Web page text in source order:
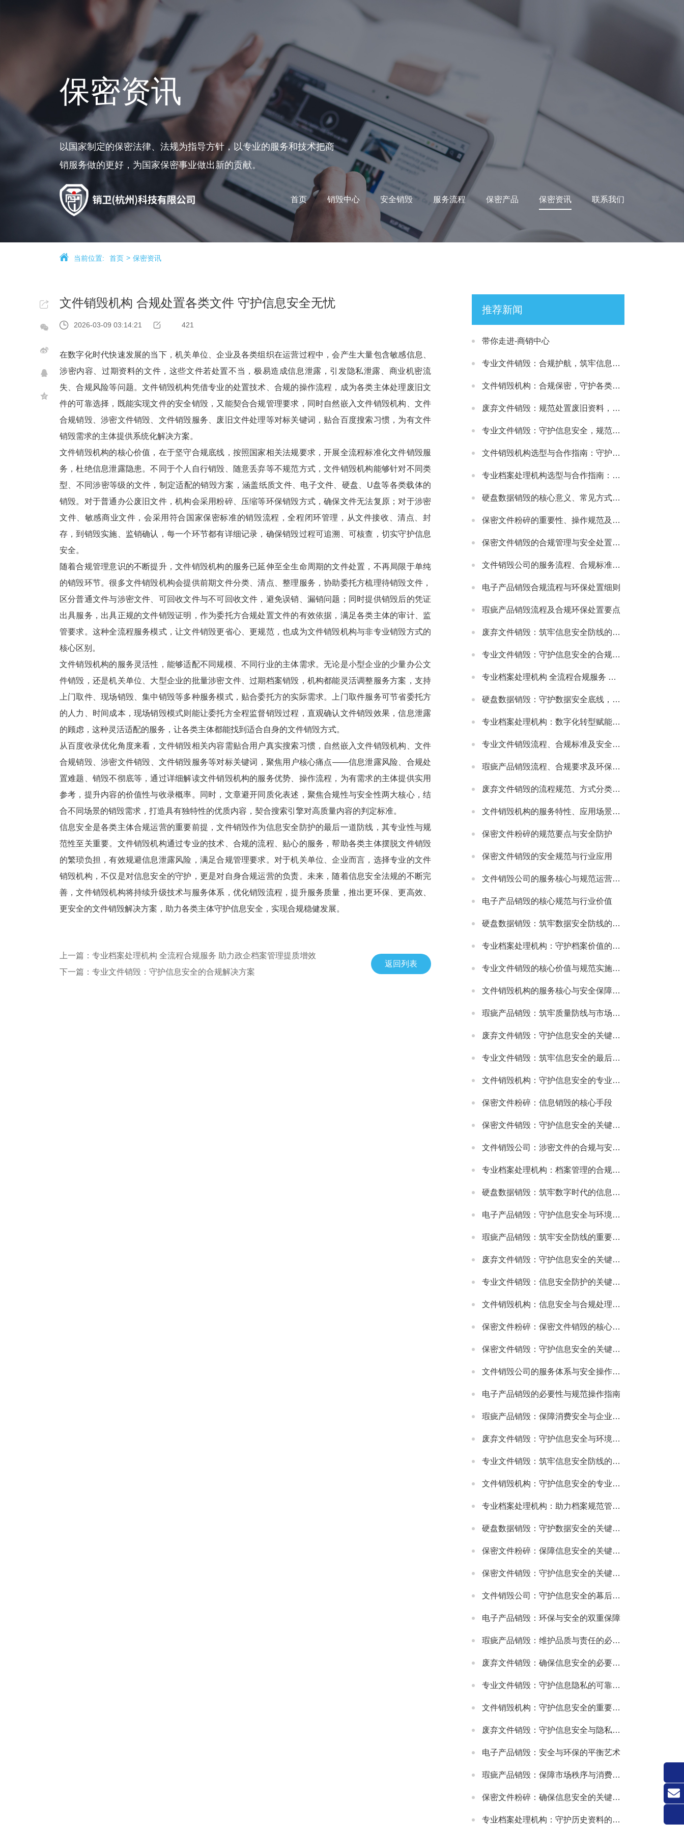
首页 销毁中心 安全销毁 服务流程 保密产品 保密资讯 联系我们
保密资讯
以国家制定的保密法律、法规为指导方针，以专业的服务和技术把商
销服务做的更好，为国家保密事业做出新的贡献。
当前位置: 首页 保密资讯
文件销毁机构 合规处置各类文件 守护信息安全无忧
2026-03-09 03:14:21 421
在数字化时代快速发展的当下，机关单位、企业及各类组织在运营过程中，会产生大量包含敏感信息、
涉密内容、过期资料的文件，这些文件若处置不当，极易造成信息泄露，引发隐私泄露、商业机密流
失、合规风险等问题。文件销毁机构凭借专业的处置技术、合规的操作流程，成为各类主体处理废旧文
件的可靠选择，既能实现文件的安全销毁，又能契合合规管理要求，同时自然嵌入文件销毁机构、文件
合规销毁、涉密文件销毁、文件销毁服务、废旧文件处理等对标关键词，贴合百度搜索习惯，为有文件
销毁需求的主体提供系统化解决方案。
文件销毁机构的核心价值，在于坚守合规底线，按照国家相关法规要求，开展全流程标准化文件销毁服
务，杜绝信息泄露隐患。不同于个人自行销毁、随意丢弃等不规范方式，文件销毁机构能够针对不同类
型、不同涉密等级的文件，制定适配的销毁方案，涵盖纸质文件、电子文件、硬盘、U盘等各类载体的
销毁。对于普通办公废旧文件，机构会采用粉碎、压缩等环保销毁方式，确保文件无法复原；对于涉密
文件、敏感商业文件，会采用符合国家保密标准的销毁流程，全程闭环管理，从文件接收、清点、封
存，到销毁实施、监销确认，每一个环节都有详细记录，确保销毁过程可追溯、可核查，切实守护信息
安全。
随着合规管理意识的不断提升，文件销毁机构的服务已延伸至全生命周期的文件处置，不再局限于单纯
的销毁环节。很多文件销毁机构会提供前期文件分类、清点、整理服务，协助委托方梳理待销毁文件，
区分普通文件与涉密文件、可回收文件与不可回收文件，避免误销、漏销问题；同时提供销毁后的凭证
出具服务，出具正规的文件销毁证明，作为委托方合规处置文件的有效依据，满足各类主体的审计、监
管要求。这种全流程服务模式，让文件销毁更省心、更规范，也成为文件销毁机构与非专业销毁方式的
核心区别。
文件销毁机构的服务灵活性，能够适配不同规模、不同行业的主体需求。无论是小型企业的少量办公文
件销毁，还是机关单位、大型企业的批量涉密文件、过期档案销毁，机构都能灵活调整服务方案，支持
上门取件、现场销毁、集中销毁等多种服务模式，贴合委托方的实际需求。上门取件服务可节省委托方
的人力、时间成本，现场销毁模式则能让委托方全程监督销毁过程，直观确认文件销毁效果，信息泄露
的顾虑，这种灵活适配的服务，让各类主体都能找到适合自身的文件销毁方式。
从百度收录优化角度来看，文件销毁相关内容需贴合用户真实搜索习惯，自然嵌入文件销毁机构、文件
合规销毁、涉密文件销毁、文件销毁服务等对标关键词，聚焦用户核心痛点——信息泄露风险、合规处
置难题、销毁不彻底等，通过详细解读文件销毁机构的服务优势、操作流程，为有需求的主体提供实用
参考，提升内容的价值性与收录概率。同时，文章避开同质化表述，聚焦合规性与安全性两大核心，结
合不同场景的销毁需求，打造具有独特性的优质内容，契合搜索引擎对高质量内容的判定标准。
信息安全是各类主体合规运营的重要前提，文件销毁作为信息安全防护的最后一道防线，其专业性与规
范性至关重要。文件销毁机构通过专业的技术、合规的流程、贴心的服务，帮助各类主体摆脱文件销毁
的繁琐负担，有效规避信息泄露风险，满足合规管理要求。对于机关单位、企业而言，选择专业的文件
销毁机构，不仅是对信息安全的守护，更是对自身合规运营的负责。未来，随着信息安全法规的不断完
善，文件销毁机构将持续升级技术与服务体系，优化销毁流程，提升服务质量，推出更环保、更高效、
更安全的文件销毁解决方案，助力各类主体守护信息安全，实现合规稳健发展。
上一篇：专业档案处理机构 全流程合规服务 助力政企档案管理提质增效
下一篇：专业文件销毁：守护信息安全的合规解决方案
返回列表
推荐新闻
带你走进-商销中心
专业文件销毁：合规护航，筑牢信息安全处置防线
文件销毁机构：合规保密，守护各类文件安全处置需求
废弃文件销毁：规范处置废旧资料，筑牢信息安全防线
专业文件销毁：守护信息安全，规范处理各类涉密载体
文件销毁机构选型与合作指南：守护文件安全与合规处置的可靠选择
专业档案处理机构选型与合作指南：守护档案安全与合规的可靠伙伴
硬盘数据销毁的核心意义、常见方式及安全注意事项
保密文件粉碎的重要性、操作规范及适配场景详解
保密文件销毁的合规管理与安全处置全流程解析
文件销毁公司的服务流程、合规标准及合作适配指南
电子产品销毁合规流程与环保处置细则
瑕疵产品销毁流程及合规环保处置要点
废弃文件销毁：筑牢信息安全防线的必要举措
专业文件销毁：守护信息安全的合规解决方案
专业档案处理机构 全流程合规服务 助力政企档案管理提质增效
硬盘数据销毁：守护数据安全底线，主流服务公司实力解析
专业档案处理机构：数字化转型赋能，主流机构实力与行业发展解析
专业文件销毁流程、合规标准及安全防护指南
瑕疵产品销毁流程、合规要求及环保处理指南
废弃文件销毁的流程规范、方式分类及安全注意事项
文件销毁机构的服务特性、应用场景及选型要点解析
保密文件粉碎的规范要点与安全防护
保密文件销毁的安全规范与行业应用
文件销毁公司的服务核心与规范运营要点
电子产品销毁的核心规范与行业价值
硬盘数据销毁：筑牢数据安全防线的关键举措
专业档案处理机构：守护档案价值的规范化服务载体
专业文件销毁的核心价值与规范实施指南
文件销毁机构的服务核心与安全保障体系
瑕疵产品销毁：筑牢质量防线与市场规范的重要举措
废弃文件销毁：守护信息安全的关键环节
专业文件销毁：筑牢信息安全的最后防线
文件销毁机构：守护信息安全的专业屏障
保密文件粉碎：信息销毁的核心手段
保密文件销毁：守护信息安全的关键环节
文件销毁公司：涉密文件的合规与安全销毁服务
专业档案处理机构：档案管理的合规与高效解决方案
硬盘数据销毁：筑牢数字时代的信息安全防线
电子产品销毁：守护信息安全与环境健康的重要环节
瑕疵产品销毁：筑牢安全防线的重要举措
废弃文件销毁：守护信息安全的关键防线
专业文件销毁：信息安全防护的关键环节
文件销毁机构：信息安全与合规处理的专业选择
保密文件粉碎：保密文件销毁的核心实施方式
保密文件销毁：守护信息安全的关键环节
文件销毁公司的服务体系与安全操作规范
电子产品销毁的必要性与规范操作指南
瑕疵产品销毁：保障消费安全与企业信誉的关键举措
废弃文件销毁：守护信息安全与环境的重要环节
专业文件销毁：筑牢信息安全防线的关键环节
文件销毁机构：守护信息安全的专业服务选择
专业档案处理机构：助力档案规范管理与安全保障
硬盘数据销毁：守护数据安全的关键环节
保密文件粉碎：保障信息安全的关键步骤
保密文件销毁：守护信息安全的关键环节
文件销毁公司：守护信息安全的幕后卫士
电子产品销毁：环保与安全的双重保障
瑕疵产品销毁：维护品质与责任的必要之举
废弃文件销毁：确保信息安全的必要措施
专业文件销毁：守护信息隐私的可靠方式
文件销毁机构：守护信息安全的重要防线
废弃文件销毁：守护信息安全与隐私的关键环节
电子产品销毁：安全与环保的平衡艺术
瑕疵产品销毁：保障市场秩序与消费者权益的关键举措
保密文件粉碎：确保信息安全的关键环节
专业档案处理机构：守护历史资料的可靠伙伴